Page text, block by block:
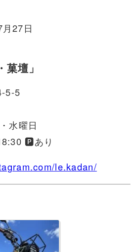
27日
壇」
5-5
水曜日
🅿︎あり
le.kadan/